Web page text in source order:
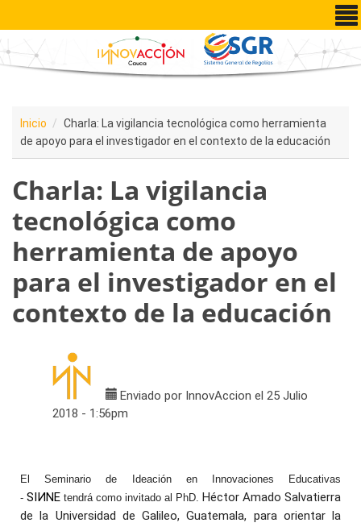
Pasar al contenido principal
Inicio
Charla: La vigilancia tecnológica como herramienta
de apoyo para el investigador en el contexto de la educación
Charla: La vigilancia
tecnológica como
herramienta de apoyo
para el investigador en el
contexto de la educación
Enviado por InnovAccion el 25 Julio
2018 - 1:56pm
El Seminario de Ideación en Innovaciones Educativas
- SIИNE tendrá como invitado al PhD. Héctor Amado Salvatierra
de la Universidad de Galileo, Guatemala, para orientar la